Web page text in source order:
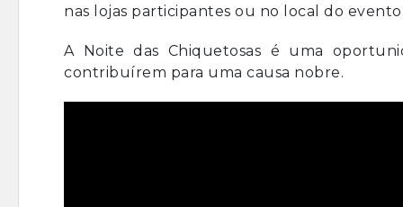
nas lojas participantes ou no local do
A Noite das Chiquetosas é uma
contribuírem para uma causa nobre.